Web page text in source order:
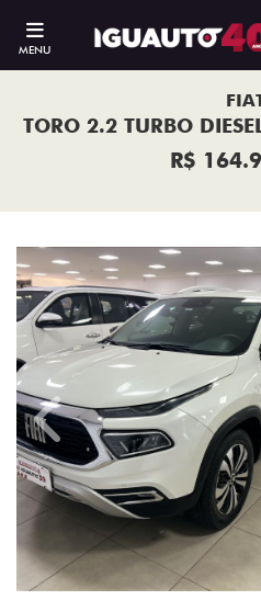
MENU
TORO 2.2 TURBO
R$
Previous